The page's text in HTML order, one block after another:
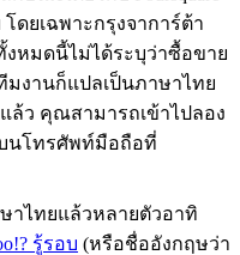
ดยเฉพาะกรุงจาการ์ต้า
งหมดนี้ไม่ได้ระบุว่าซื้อขาย
มงานก็แปลเป็นภาษาไทย
ล้ว คุณสามารถเข้าไปลอง
บนโทรศัพท์มือถือที่
าไทยแล้วหลายตัวอาทิ
รู้รอบ (หรือชื่ออังกฤษว่า